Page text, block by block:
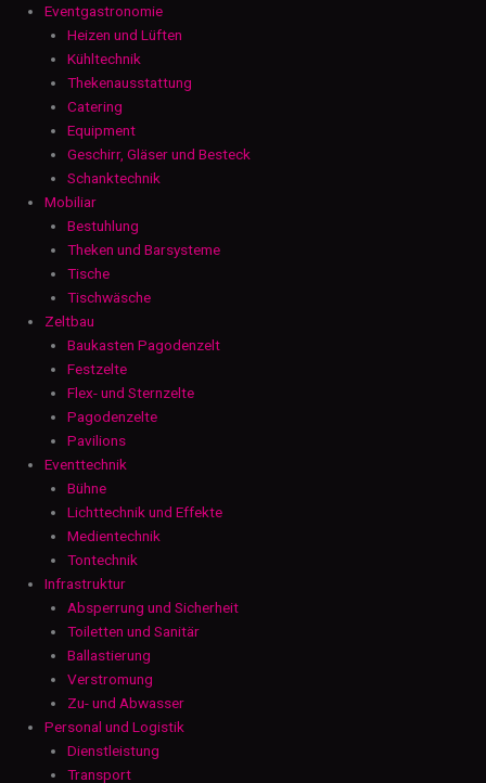
Eventgastronomie
Heizen und Lüften
Kühltechnik
Thekenausstattung
Catering
Equipment
Geschirr, Gläser und Besteck
Schanktechnik
Mobiliar
Bestuhlung
Theken und Barsysteme
Tische
Tischwäsche
Zeltbau
Baukasten Pagodenzelt
Festzelte
Flex- und Sternzelte
Pagodenzelte
Pavilions
Eventtechnik
Bühne
Lichttechnik und Effekte
Medientechnik
Tontechnik
Infrastruktur
Absperrung und Sicherheit
Toiletten und Sanitär
Ballastierung
Verstromung
Zu- und Abwasser
Personal und Logistik
Dienstleistung
Transport